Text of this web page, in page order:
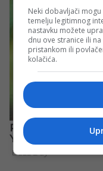
Neki dobavljači
temelju legitimnog
nastavku možete
dnu ove stranice ili
pristankom ili
kolačića.